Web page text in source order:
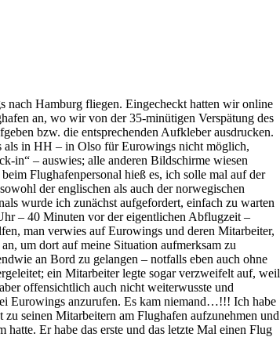
nach Hamburg fliegen. Eingecheckt hatten wir online
an, wo wir von der 35-minütigen Verspätung des
bzw. die entsprechenden Aufkleber ausdrucken.
als in HH – in Olso für Eurowings nicht möglich,
in“ – auswies; alle anderen Bildschirme wiesen
Flughafenpersonal hieß es, ich solle mal auf der
der englischen als auch der norwegischen
wurde ich zunächst aufgefordert, einfach zu warten
– 40 Minuten vor der eigentlichen Abflugzeit –
man verwies auf Eurowings und deren Mitarbeiter,
um dort auf meine Situation aufmerksam zu
an Bord zu gelangen – notfalls eben auch ohne
ein Mitarbeiter legte sogar verzweifelt auf, weil
offensichtlich auch nicht weiterwusste und
Eurowings anzurufen. Es kam niemand…!!! Ich habe
seinen Mitarbeitern am Flughafen aufzunehmen und
hatte. Er habe das erste und das letzte Mal einen Flug